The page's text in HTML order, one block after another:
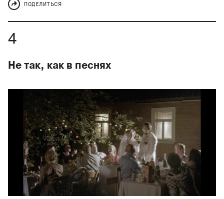
ПОДЕЛИТЬСЯ
Не так, как в песнях